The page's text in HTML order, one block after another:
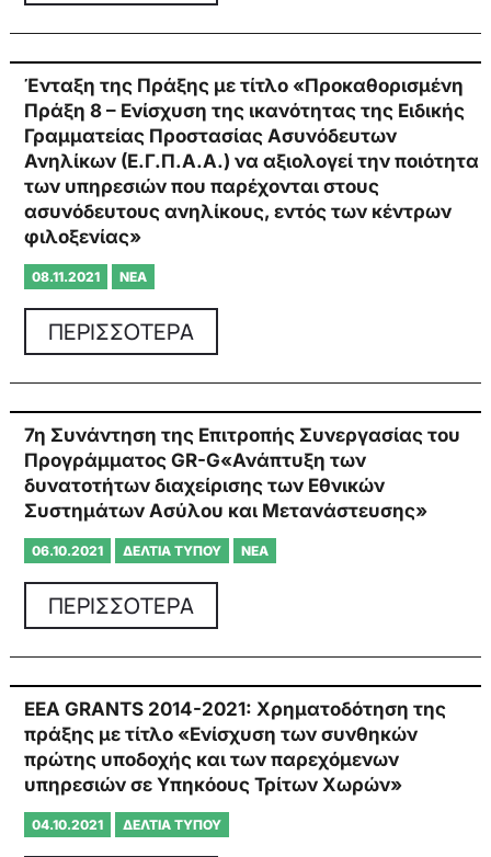
Ένταξη της Πράξης με τίτλο «Προκαθορισμένη
Πράξη 8 – Ενίσχυση της ικανότητας της Ειδικής
Γραμματείας Προστασίας Ασυνόδευτων
Ανηλίκων (Ε.Γ.Π.Α.Α.) να αξιολογεί την ποιότητα
των υπηρεσιών που παρέχονται στους
ασυνόδευτους ανηλίκους, εντός των κέντρων
φιλοξενίας»
08.11.2021 ΝΈΑ
ΠΕΡΙΣΣΟΤΕΡΑ
7η Συνάντηση της Επιτροπής Συνεργασίας του
Προγράμματος GR-G«Ανάπτυξη των
δυνατοτήτων διαχείρισης των Εθνικών
Συστημάτων Ασύλου και Μετανάστευσης»
06.10.2021 ΔΕΛΤΊΑ ΤΎΠΟΥ ΝΈΑ
ΠΕΡΙΣΣΟΤΕΡΑ
EEA GRANTS 2014-2021: Χρηματοδότηση της
πράξης με τίτλο «Ενίσχυση των συνθηκών
πρώτης υποδοχής και των παρεχόμενων
υπηρεσιών σε Υπηκόους Τρίτων Χωρών»
04.10.2021 ΔΕΛΤΊΑ ΤΎΠΟΥ